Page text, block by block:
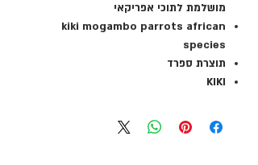
מושלמת לתוכי אפריקאי
kiki mogambo parrots african
species
תוצרת ספרד
KIKI